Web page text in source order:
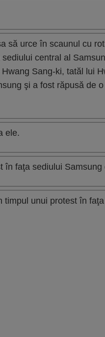
să urce în scaunul cu
central al
Sang-ki, tatăl lui
şi a fost răpusă de
ele.
în faţa sediului Samsung
timpul unui protest în